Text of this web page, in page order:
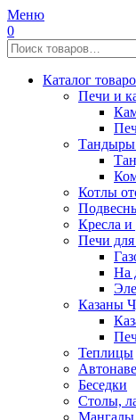
Меню
0
Каталог
Печи и
Котлы
Кресла
Печи
На
Казаны
Теплицы
Беседки
Столы,
Мангалы